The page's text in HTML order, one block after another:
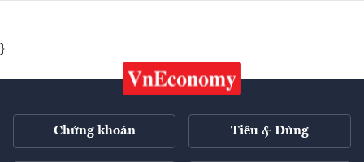
}
Chứng khoán Tiêu & Dùng